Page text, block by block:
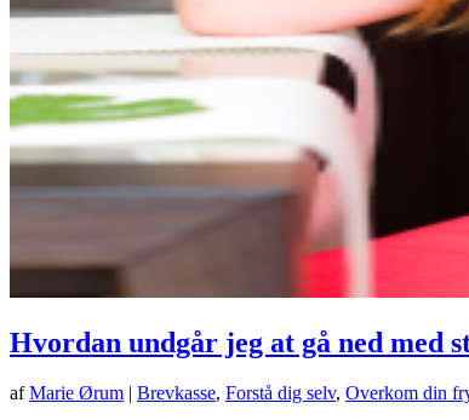
Hvordan undgår jeg at gå ned med
afMarie Ørum | Brevkasse, Forstå dig selv, Overkom din